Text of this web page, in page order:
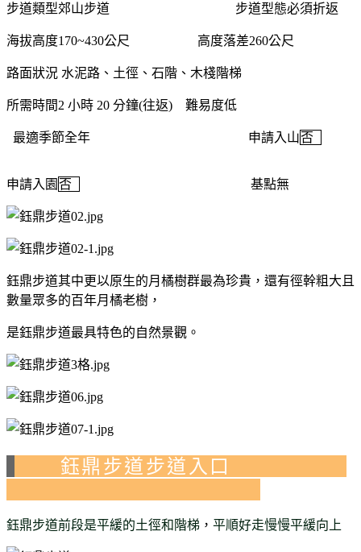
步道類型郊山步道 步道型態必須折返
海拔高度170~430公尺 高度落差260公尺
路面狀況 水泥路、土徑、石階、木棧階梯
所需時間2 小時 20 分鐘(往返) 難易度低
最適季節全年 申請入山否
申請入園 否 基點無
鈺鼎步道其中更以原生的月橘樹群最為珍貴，還有徑幹粗大且
數量眾多的百年月橘老樹，
是鈺鼎步道最具特色的自然景觀。
鈺鼎步道步道入口
鈺鼎步道前段是平緩的土徑和階梯 ， 平順好走慢慢平緩向上